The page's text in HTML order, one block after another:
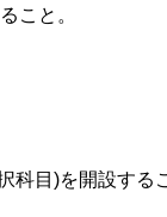
こと。
科目)を開設する